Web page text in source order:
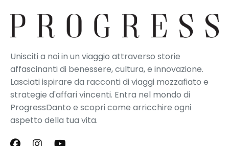
Unisciti a noi in un viaggio attraverso storie
affascinanti di benessere, cultura, e innovazione.
Lasciati ispirare da racconti di viaggi mozzafiato e
strategie d'affari vincenti. Entra nel mondo di
ProgressDanto e scopri come arricchire ogni
aspetto della tua vita.